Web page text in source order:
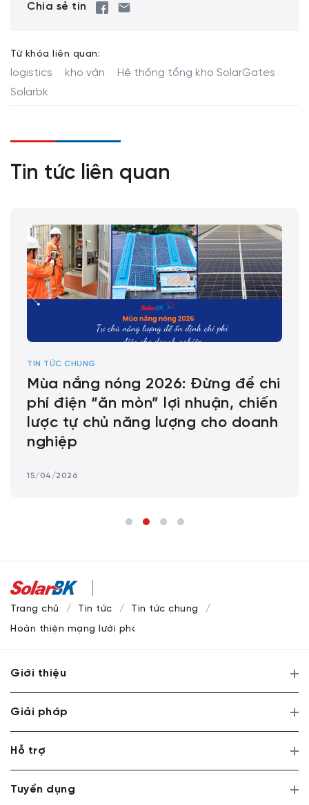
Chia sẻ tin
Từ khóa liên quan:
logistics kho vận
Hệ thống tổng kho SolarGates
Solarbk
Tin tức liên quan
TIN TỨC CHUNG
Mùa nắng nóng 2026: Đừng để chi
phí điện “ăn mòn” lợi nhuận, chiến
lược tự chủ năng lượng cho doanh
nghiệp
15/04/2026
Trang chủ Tin tức
Tin tức chung
Hoàn thiện mạng lưới phân phối SolarGates toàn quốc
Giới thiệu
Giải pháp
Hỗ trợ
Tuyển dụng